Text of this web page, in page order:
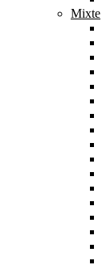
Mixte